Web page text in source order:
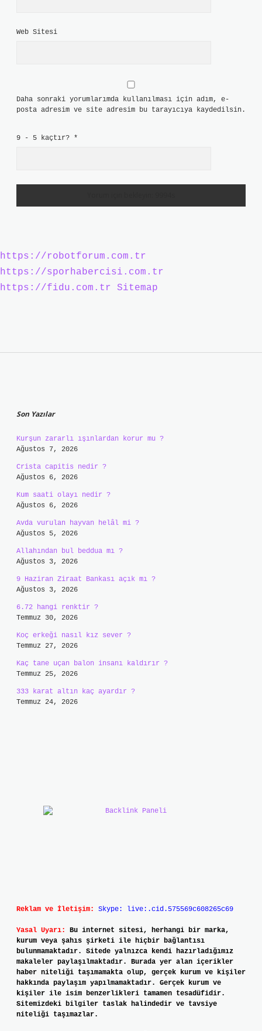
Web Sitesi
Daha sonraki yorumlarımda kullanılması için adım, e-
posta adresim ve site adresim bu tarayıcıya kaydedilsin.
9 - 5 kaçtır? *
https://robotforum.com.tr
https://sporhabercisi.com.tr
https://fidu.com.tr
Sitemap
Son Yazılar
Kurşun zararlı ışınlardan korur mu ?
Ağustos 7, 2026
Crista capitis nedir ?
Ağustos 6, 2026
Kum saati olayı nedir ?
Ağustos 6, 2026
Avda vurulan hayvan helâl mi ?
Ağustos 5, 2026
Allahından bul beddua mı ?
Ağustos 3, 2026
9 Haziran Ziraat Bankası açık mı ?
Ağustos 3, 2026
6.72 hangi renktir ?
Temmuz 30, 2026
Koç erkeği nasıl kız sever ?
Temmuz 27, 2026
Kaç tane uçan balon insanı kaldırır ?
Temmuz 25, 2026
333 karat altın kaç ayardır ?
Temmuz 24, 2026
Reklam ve İletişim: Skype: live:.cid.575569c608265c69
Yasal Uyarı:
Bu internet sitesi, herhangi bir marka,
kurum veya şahıs şirketi ile hiçbir bağlantısı
bulunmamaktadır. Sitede yalnızca kendi hazırladığımız
makaleler paylaşılmaktadır. Burada yer alan içerikler
haber niteliği taşımamakta olup, gerçek kurum ve kişiler
hakkında paylaşım yapılmamaktadır. Gerçek kurum ve
kişiler ile isim benzerlikleri tamamen tesadüfidir.
Sitemizdeki bilgiler taslak halindedir ve tavsiye
niteliği taşımazlar.